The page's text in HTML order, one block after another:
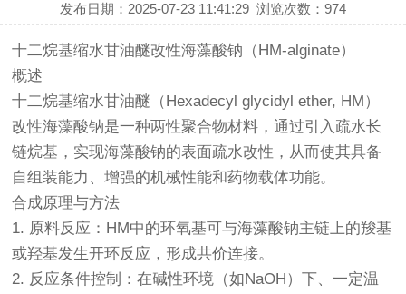
发布日期：2025-07-23 11:41:29 浏览次数：974
十二烷基缩水甘油醚改性海藻酸钠（HM-alginate）
概述
十二烷基缩水甘油醚（Hexadecyl glycidyl ether, HM）
改性海藻酸钠是一种两性聚合物材料，通过引入疏水长
链烷基，实现海藻酸钠的表面疏水改性，从而使其具备
自组装能力、增强的机械性能和药物载体功能。
合成原理与方法
1. 原料反应：HM中的环氧基可与海藻酸钠主链上的羧基
或羟基发生开环反应，形成共价连接。
2. 反应条件控制：在碱性环境（如NaOH）下、一定温